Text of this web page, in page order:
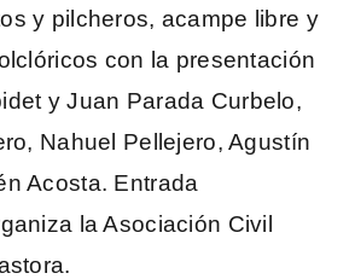
y pilcheros, acampe libre y
con la presentación
y Juan Parada Curbelo,
Nahuel Pellejero, Agustín
Acosta. Entrada
la Asociación Civil